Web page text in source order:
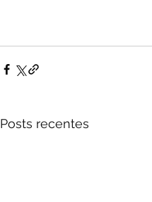
Posts recentes